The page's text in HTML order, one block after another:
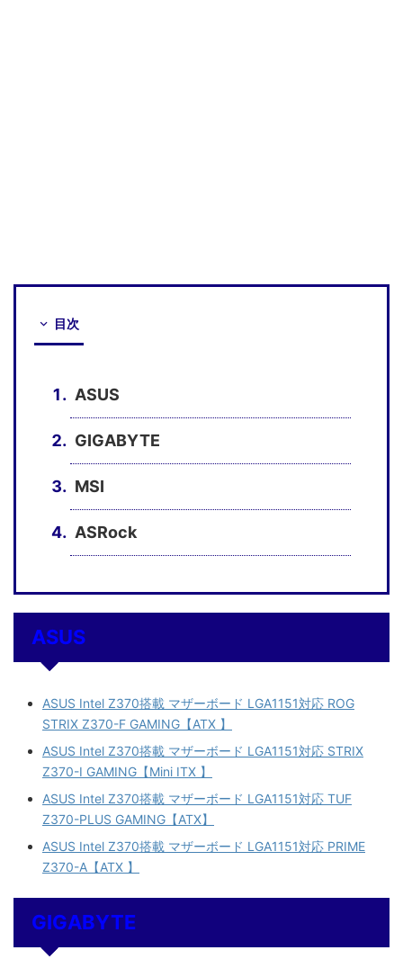
目次
ASUS
GIGABYTE
MSI
ASRock
ASUS
ASUS Intel Z370搭載 マザーボード LGA1151対応 ROG
STRIX Z370-F GAMING【ATX 】
ASUS Intel Z370搭載 マザーボード LGA1151対応 STRIX
Z370-I GAMING【Mini ITX 】
ASUS Intel Z370搭載 マザーボード LGA1151対応 TUF
Z370-PLUS GAMING【ATX】
ASUS Intel Z370搭載 マザーボード LGA1151対応 PRIME
Z370-A【ATX 】
GIGABYTE